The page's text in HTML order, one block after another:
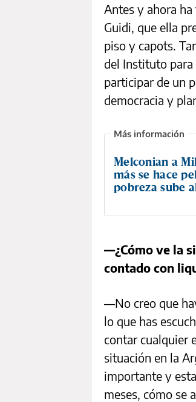
Antes y ahora
Guidi, que ella
piso y capots.
del Instituto para
participar de un
democracia y
Melconian a
más se hace
pobreza sube
—¿Cómo ve la
contado con
—No creo que
lo que has
contar cualquier
situación en la
importante y
meses, cómo se